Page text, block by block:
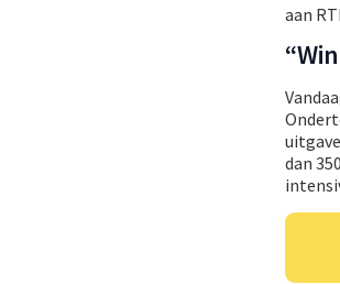
aan
dan